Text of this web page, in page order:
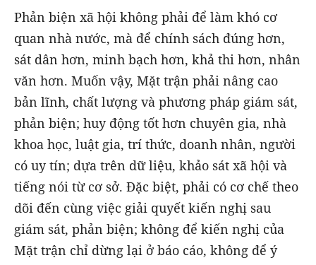
Phản biện xã hội không phải để làm khó cơ
quan nhà nước, mà để chính sách đúng hơn,
sát dân hơn, minh bạch hơn, khả thi hơn, nhân
văn hơn. Muốn vậy, Mặt trận phải nâng cao
bản lĩnh, chất lượng và phương pháp giám sát,
phản biện; huy động tốt hơn chuyên gia, nhà
khoa học, luật gia, trí thức, doanh nhân, người
có uy tín; dựa trên dữ liệu, khảo sát xã hội và
tiếng nói từ cơ sở. Đặc biệt, phải có cơ chế theo
dõi đến cùng việc giải quyết kiến nghị sau
giám sát, phản biện; không để kiến nghị của
Mặt trận chỉ dừng lại ở báo cáo, không để ý